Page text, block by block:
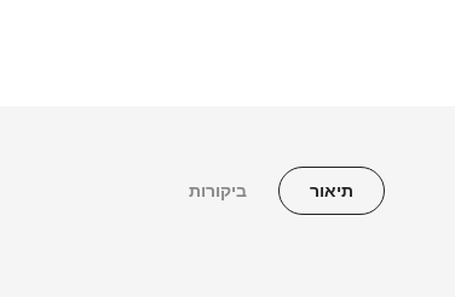
תיאור ביקורות